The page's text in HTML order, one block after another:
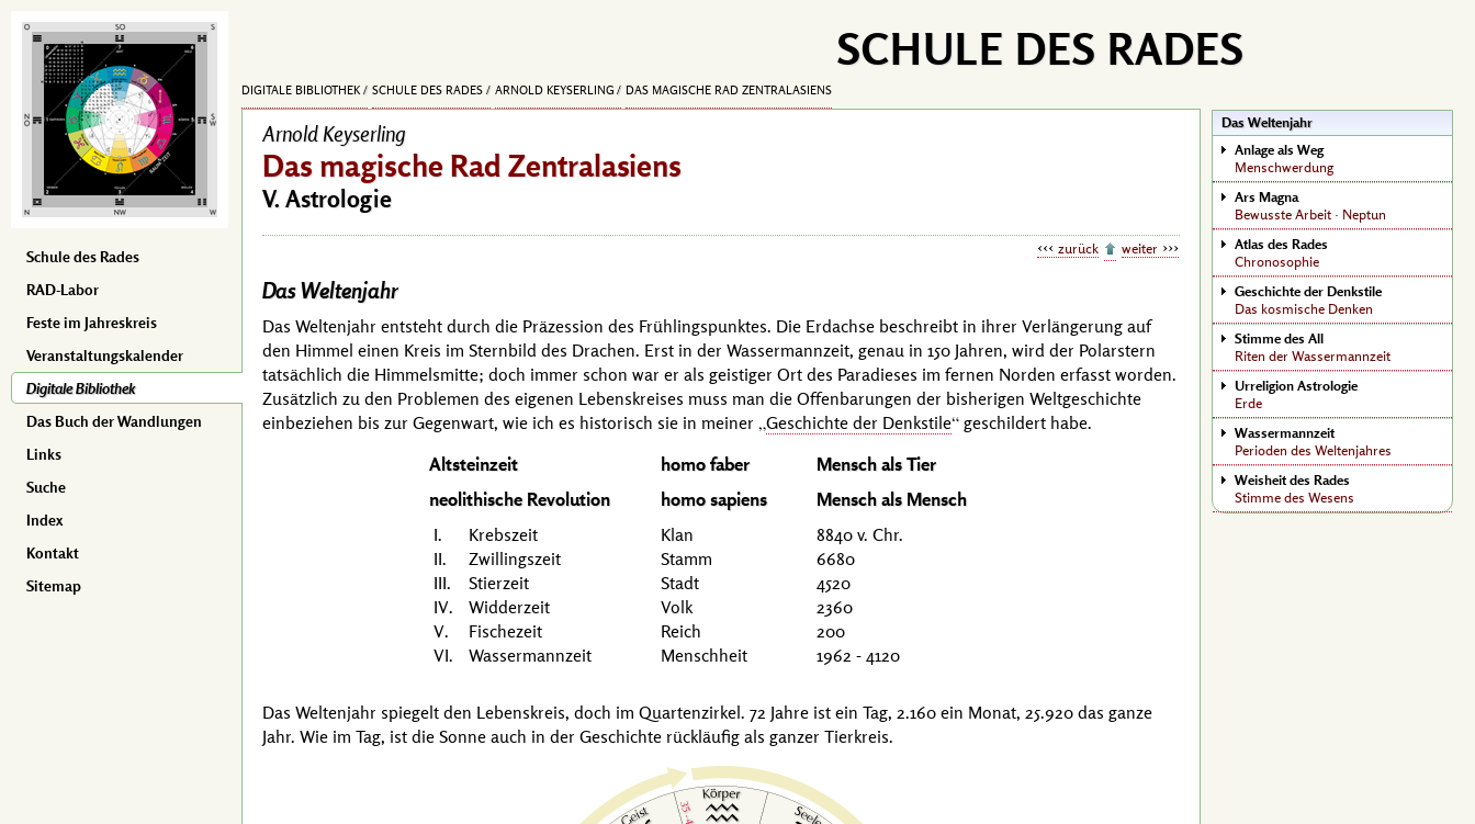
Schule des Rades
RAD-Labor
Feste im Jahreskreis
Veranstaltungskalender
Digitale Bibliothek
Das Buch der Wandlungen
Links
Suche
Index
Kontakt
Sitemap
SCHULE DES RADES
DIGITALE BIBLIOTHEK SCHULE DES RADES ARNOLD KEYSERLING DAS MAGISCHE RAD ZENTRALASIENS
Arnold Keyserling
Das magische Rad Zentralasiens
V. Astrologie
zurück weiter
Das Weltenjahr
Das Weltenjahr entsteht durch die Präzession des Frühlingspunktes. Die Erdachse beschreibt in ihrer Verlängerung auf
den Himmel einen Kreis im Sternbild des Drachen. Erst in der Wassermannzeit, genau in 150 Jahren, wird der Polarstern
tatsächlich die Himmelsmitte; doch immer schon war er als geistiger Ort des Paradieses im fernen Norden erfasst worden.
Zusätzlich zu den Problemen des eigenen Lebenskreises muss man die Offenbarungen der bisherigen Weltgeschichte
einbeziehen bis zur Gegenwart, wie ich es historisch sie in meiner Geschichte der Denkstile geschildert habe.
Altsteinzeit
neolithische Revolution
Krebszeit
Zwillingszeit
Stierzeit
Widderzeit
Fischezeit
Wassermannzeit
homo faber
homo sapiens
Klan
Stamm
Stadt
Volk
Reich
Menschheit
Mensch als Tier
Mensch als Mensch
8840 v. Chr.
6680
4520
2360
200
1962 - 4120
Das Weltenjahr spiegelt den Lebenskreis, doch im Quartenzirkel. 72 Jahre ist ein Tag, 2.160 ein Monat, 25.920 das ganze
Jahr. Wie im Tag, ist die Sonne auch in der Geschichte rückläufig als ganzer Tierkreis.
Das Weltenjahr
Anlage als Weg
Menschwerdung
Ars Magna
Bewusste Arbeit · Neptun
Atlas des Rades
Chronosophie
Geschichte der Denkstile
Das kosmische Denken
Stimme des All
Riten der Wassermannzeit
Urreligion Astrologie
Erde
Wassermannzeit
Perioden des Weltenjahres
Weisheit des Rades
Stimme des Wesens